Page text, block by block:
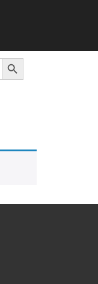
Search Button